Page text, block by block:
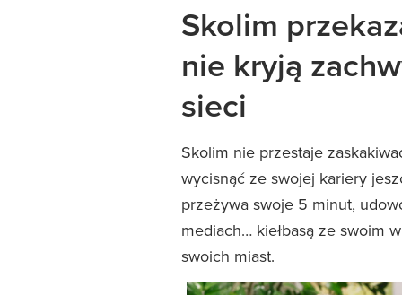
Skolim
nie kryją
sieci
Skolim nie przestaje
wycisnąć ze swojej kariery
przeżywa swoje 5 minut,
mediach… kiełbasą ze swoim
swoich miast.